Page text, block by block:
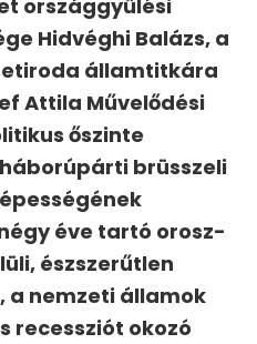
országgyűlési
Hidvéghi Balázs, a
államtitkára
Attila Művelődési
őszinte
brüsszeli
éve tartó orosz-
észszerűtlen
nemzeti államok
recessziót okozó